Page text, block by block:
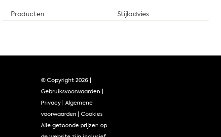
Producten Stijladvies
© Copyright 2026 |
Gebruiksvoorwaarden
Privacy Algemene
voorwaarden
Cookies
Alle getoonde prijzen op